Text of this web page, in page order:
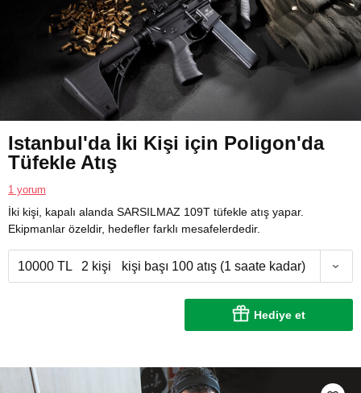
Istanbul'da İki Kişi için Poligon'da
Tüfekle Atış
1 yorum
İki kişi, kapalı alanda SARSILMAZ 109T tüfekle atış yapar.
Ekipmanlar özeldir, hedefler farklı mesafelerdedir.
10000 TL 2 kişi kişi başı 100 atış (1 saate kadar)
Hediye et